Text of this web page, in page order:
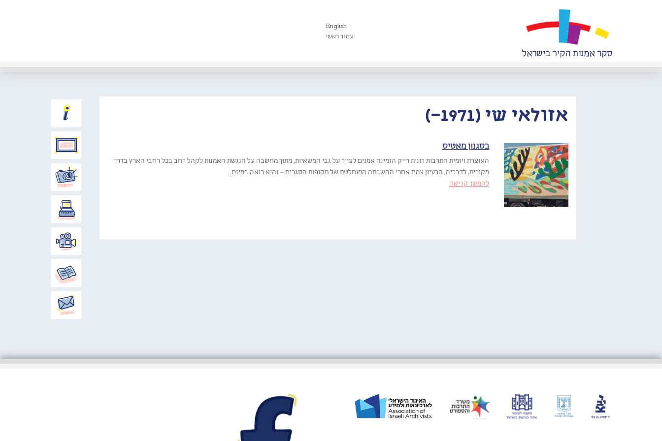
English
עמוד ראשי
אזולאי שי (1971–)
בסגנון מאטיס
האוצרת ויזמית התרבות רונית רייק הזמינה אמנים לצייר על גבי המשאיות, מתוך מחשבה על הנגשת האמנות לקהל רחב בכל רחבי הארץ בדרך
מקורית. לדבריה, הרעיון צמח אחרי ההשבתה המוחלטת של תקופות הסגרים – והיא רואה במיזם…
להמשך קריאה